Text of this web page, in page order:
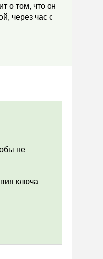
о том, что он
через час с
не
ключа